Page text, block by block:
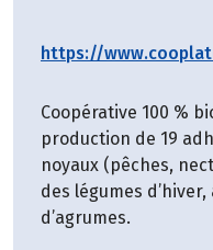
https://
Coopérative 100 %
production de 19
noyaux (pêches,
des légumes
d’agrumes.